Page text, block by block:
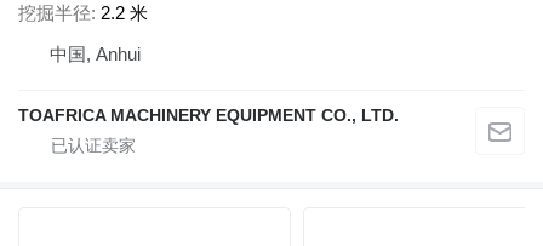
挖掘半径 2.2 米
中国, Anhui
TOAFRICA MACHINERY EQUIPMENT CO., LTD.